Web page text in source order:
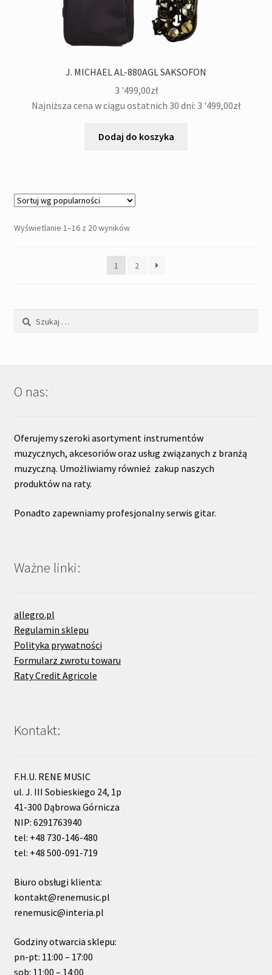
J. MICHAEL AL-880AGL SAKSOFON
3 '499,00zł
Najniższa cena w ciągu ostatnich 30 dni: 3 '499,00zł
Dodaj do koszyka
Wyświetlanie 1–16 z 20 wynikówPosortowane
1
2
Szukaj:
O nas:
Oferujemy szeroki asortyment instrumentów
muzycznych, akcesoriów oraz usług związanych z branżą
muzyczną. Umożliwiamy również zakup naszych
produktów na raty.
Ponadto zapewniamy profesjonalny serwis gitar.
Ważne linki:
allegro.pl
Regulamin sklepu
Polityka prywatności
Formularz zwrotu towaru
Raty Credit Agricole
Kontakt:
F.H.U. RENE MUSIC
ul. J. III Sobieskiego 24, 1p
41-300 Dąbrowa Górnicza
NIP: 6291763940
tel: +48 730-146-480
tel: +48 500-091-719
Biuro obsługi klienta:
kontakt@renemusic.pl
renemusic@interia.pl
Godziny otwarcia sklepu:
pn-pt: 11:00 – 17:00
sob: 11:00 – 14:00